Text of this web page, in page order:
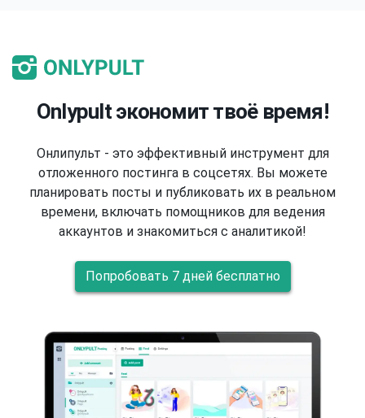
Onlypult экономит твоё время!
Онлипульт - это эффективный инструмент для
отложенного постинга в соцсетях. Вы можете
планировать посты и публиковать их в реальном
времени, включать помощников для ведения
аккаунтов и знакомиться с аналитикой!
Попробовать 7 дней бесплатно